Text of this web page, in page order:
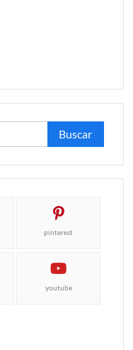
Buscar:
pinterest
youtube